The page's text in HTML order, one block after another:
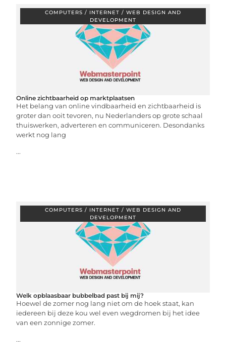
COMPUTERS / INTERNET / WEB DESIGN AND
DEVELOPMENT
Online zichtbaarheid op marktplaatsen
Het belang van online vindbaarheid en zichtbaarheid is
groter dan ooit tevoren, nu Nederlanders op grote schaal
thuiswerken, adverteren en communiceren. Desondanks
werkt nog lang
...
COMPUTERS / INTERNET / WEB DESIGN AND
DEVELOPMENT
Welk opblaasbaar bubbelbad past bij mij?
Hoewel de zomer nog lang niet om de hoek staat, kan
iedereen bij deze kou wel even wegdromen bij het idee
van een zonnige zomer.
...